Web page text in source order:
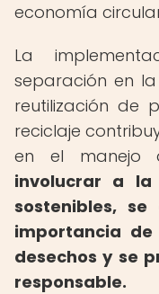
economía
La
separación en
reutilización de
reciclaje
en el manejo
involucrar a la
sostenibles,
importancia
desechos y se
responsable.